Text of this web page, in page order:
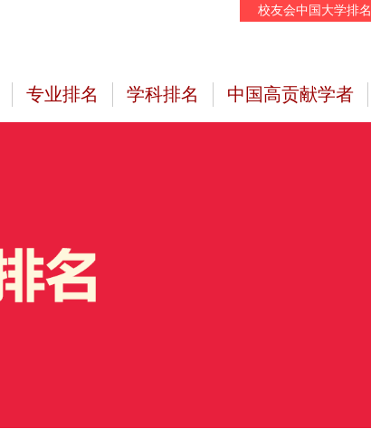
校友会中国大学排名
专业排名 学科排名 中国高贡献学者